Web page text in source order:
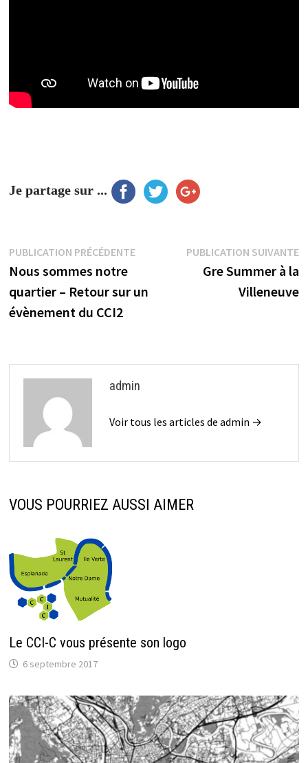
Je partage sur ...
Navigation
de
l’article
PUBLICATION PRÉCÉDENTEPublication
Nous sommes notre
quartier – Retour sur un
évènement du CCI2
PUBLICATION SUIVANTE
Gre Summer à la
Villeneuve
admin
Voir tous les articles de admin →
VOUS POURRIEZ AUSSI AIMER
Le CCI-C vous présente son logo
6 septembre 2017